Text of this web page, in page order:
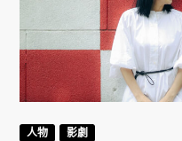
人物 影劇